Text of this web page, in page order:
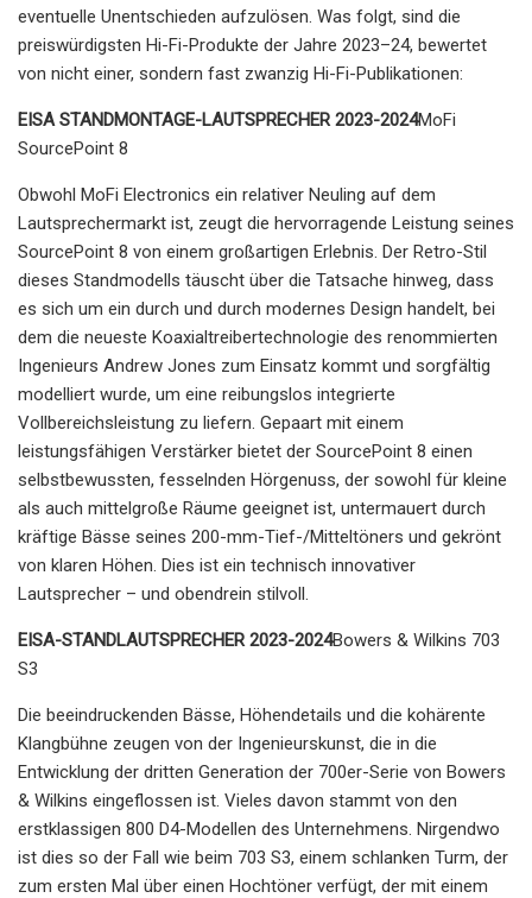
eventuelle Unentschieden aufzulösen. Was folgt, sind die
preiswürdigsten Hi-Fi-Produkte der Jahre 2023–24, bewertet
von nicht einer, sondern fast zwanzig Hi-Fi-Publikationen:
EISA STANDMONTAGE-LAUTSPRECHER 2023-2024MoFi
SourcePoint 8
Obwohl MoFi Electronics ein relativer Neuling auf dem
Lautsprechermarkt ist, zeugt die hervorragende Leistung seines
SourcePoint 8 von einem großartigen Erlebnis. Der Retro-Stil
dieses Standmodells täuscht über die Tatsache hinweg, dass
es sich um ein durch und durch modernes Design handelt, bei
dem die neueste Koaxialtreibertechnologie des renommierten
Ingenieurs Andrew Jones zum Einsatz kommt und sorgfältig
modelliert wurde, um eine reibungslos integrierte
Vollbereichsleistung zu liefern. Gepaart mit einem
leistungsfähigen Verstärker bietet der SourcePoint 8 einen
selbstbewussten, fesselnden Hörgenuss, der sowohl für kleine
als auch mittelgroße Räume geeignet ist, untermauert durch
kräftige Bässe seines 200-mm-Tief-/Mitteltöners und gekrönt
von klaren Höhen. Dies ist ein technisch innovativer
Lautsprecher – und obendrein stilvoll.
EISA-STANDLAUTSPRECHER 2023-2024Bowers & Wilkins 703
S3
Die beeindruckenden Bässe, Höhendetails und die kohärente
Klangbühne zeugen von der Ingenieurskunst, die in die
Entwicklung der dritten Generation der 700er-Serie von Bowers
& Wilkins eingeflossen ist. Vieles davon stammt von den
erstklassigen 800 D4-Modellen des Unternehmens. Nirgendwo
ist dies so der Fall wie beim 703 S3, einem schlanken Turm, der
zum ersten Mal über einen Hochtöner verfügt, der mit einem